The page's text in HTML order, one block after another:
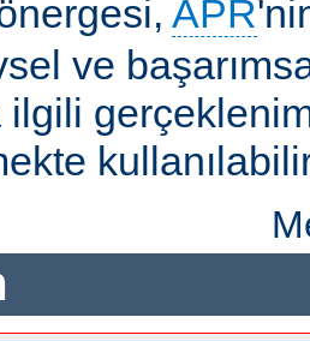
APR
ve
ilgili